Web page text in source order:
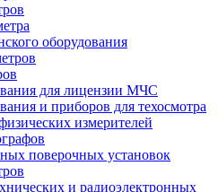
оборудования
для лицензии МЧС
и приборов для техосмотра
измерителей
поверочных установок
и радиоэлектронных